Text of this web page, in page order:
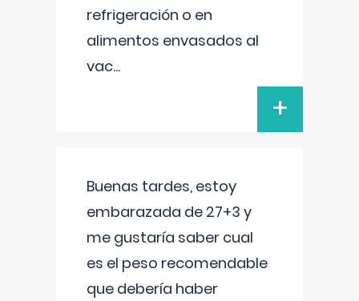
refrigeración o en
alimentos envasados al
vac...
+
Buenas tardes, estoy
embarazada de 27+3 y
me gustaría saber cual
es el peso recomendable
que debería haber